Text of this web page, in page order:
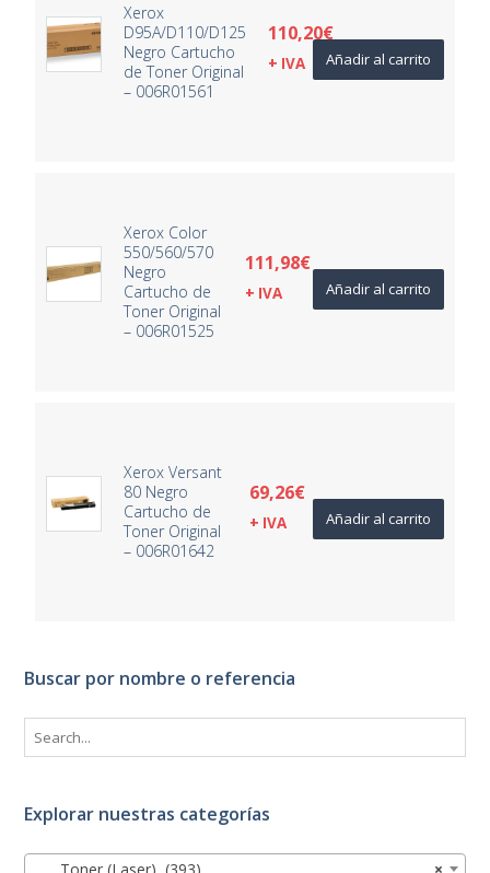
Xerox
D95A/D110/D125
Negro Cartucho
de Toner Original
– 006R01561
110,20€
+ IVA Añadir al carrito
Xerox Color
550/560/570
Negro
Cartucho de
Toner Original
– 006R01525
111,98€
+ IVA Añadir al carrito
Xerox Versant
80 Negro
Cartucho de
Toner Original
– 006R01642
69,26€
+ IVA Añadir al carrito
Buscar por nombre o referencia
Explorar nuestras categorías